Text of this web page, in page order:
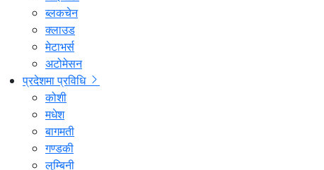
ब्लकचेन
क्लाउड
मेटाभर्स
अटोमेसन
प्रदेशमा प्रविधि
कोशी
मधेश
बागमती
गण्डकी
लुम्बिनी